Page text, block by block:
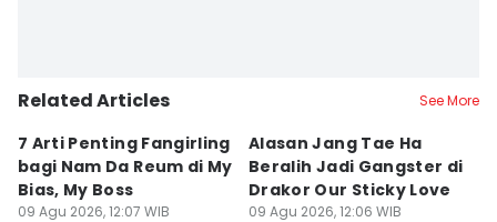
Related Articles See More
7 Arti Penting Fangirling
bagi Nam Da Reum di My
Bias, My Boss
09 Agu 2026, 12:07 WIB
Alasan Jang Tae Ha
Beralih Jadi Gangster di
Drakor Our Sticky Love
09 Agu 2026, 12:06 WIB